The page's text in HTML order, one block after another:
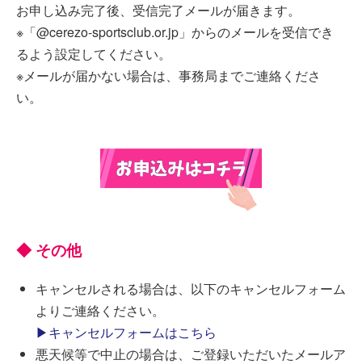
お申し込み完了後、受信完了メールが届きます。
※「@cerezo-sportsclub.or.jp」からのメールを受信でき
るよう設定してください。
※メールが届かない場合は、事務局までご連絡くださ
い。
◆ その他
キャンセルされる場合は、以下のキャンセルフォーム
よりご連絡ください。
▶キャンセルフォームはこちら
悪天候等で中止の場合は、ご登録いただいたメールア